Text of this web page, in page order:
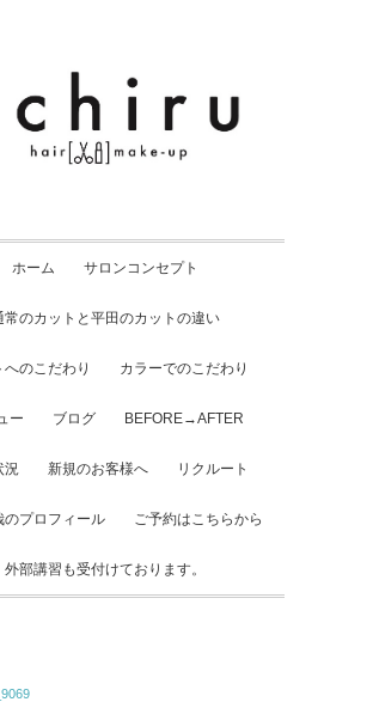
ホーム サロンコンセプト
常のカットと平田のカットの違い
へのこだわり カラーでのこだわり
ー ブログ BEFORE→AFTER
況 新規のお客様へ リクルート
のプロフィール ご予約はこちらから
外部講習も受付けております。